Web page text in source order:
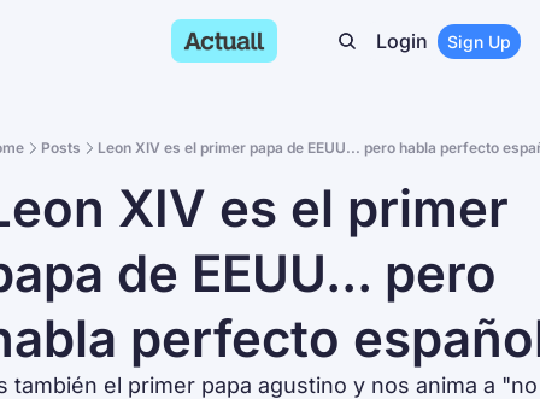
Login Sign Up
Posts Leon XIV es el primer papa de EEUU... pero habla perfecto
XIV es el primer
de EEUU... pero
perfecto
también el primer papa agustino y nos anima a "no